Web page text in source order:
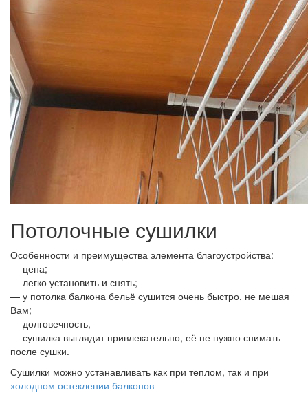
Потолочные сушилки
Особенности и преимущества элемента благоустройства:
— цена;
— легко установить и снять;
— у потолка балкона бельё сушится очень быстро, не мешая
Вам;
— долговечность,
— сушилка выглядит привлекательно, её не нужно снимать
после сушки.
Сушилки можно устанавливать как при теплом, так и при
холодном остеклении балконов